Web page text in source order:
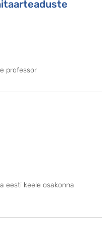
professor
eesti keele osakonna